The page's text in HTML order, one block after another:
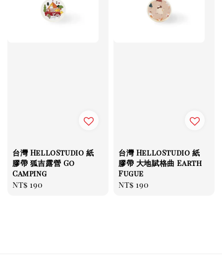
台灣 HelloStudio 紙
膠帶 狐吉露營 Go
Camping
Regular
NT$ 190
台灣 HelloStudio 紙
膠帶 大地賦格曲 Earth
Fugue
Regular
NT$ 190